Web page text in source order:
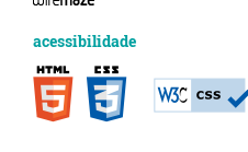
acessibilidade